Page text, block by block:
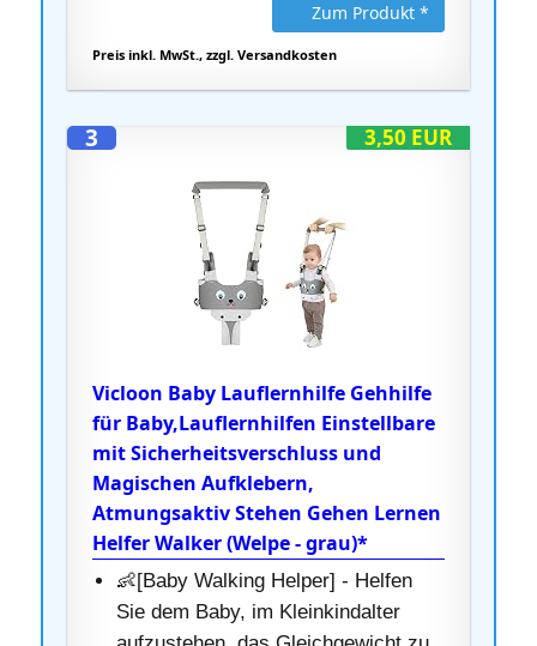
Zum Produkt *
Preis inkl. MwSt., zzgl. Versandkosten
3,50 EUR
3
Vicloon Baby Lauflernhilfe Gehhilfe
für Baby,Lauflernhilfen Einstellbare
mit Sicherheitsverschluss und
Magischen Aufklebern,
Atmungsaktiv Stehen Gehen Lernen
Helfer Walker (Welpe - grau)*
👶[Baby Walking Helper] - Helfen
Sie dem Baby, im Kleinkindalter